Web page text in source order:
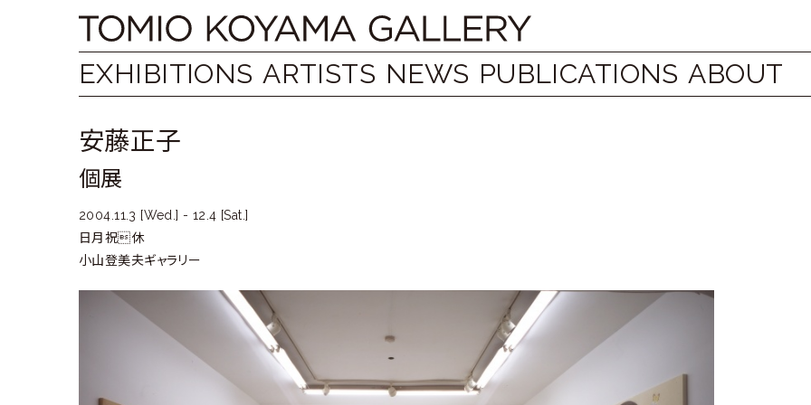
content
Tomio
Koyama
小
山
登
美
夫
EXHIBITIONS ARTISTS NEWS PUBLICATIONS ABOUT
安藤正子
個展
2004.11.3 [Wed.] - 12.4 [Sat.]
日月祝休
小山登美夫ギャラリー